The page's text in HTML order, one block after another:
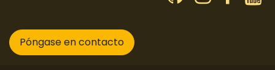
Póngase en contacto